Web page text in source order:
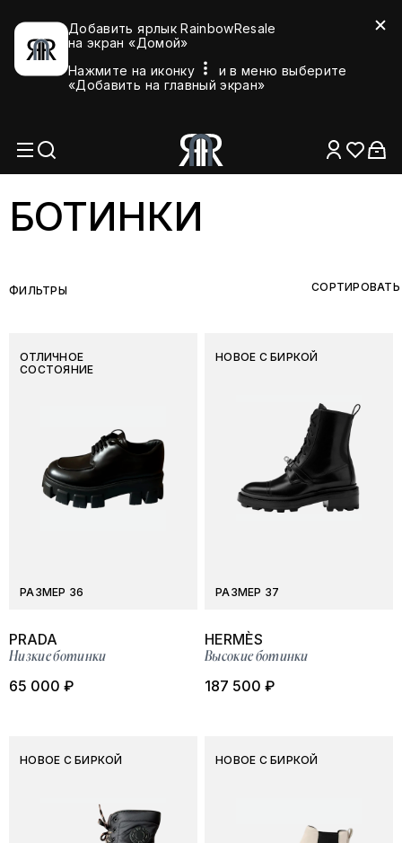
Добавить ярлык RainbowResale
на экран «Домой»
Нажмите на иконку
и в меню выберите
«Добавить на главный экран»
БОТИНКИ
ФИЛЬТРЫ СОРТИРОВАТЬ
ОТЛИЧНОЕ
СОСТОЯНИЕ
РАЗМЕР 36
PRADA
Низкие ботинки
65 000 ₽
НОВОЕ С БИРКОЙ
РАЗМЕР 37
HERMÈS
Высокие ботинки
187 500 ₽
НОВОЕ С БИРКОЙ НОВОЕ С БИРКОЙ